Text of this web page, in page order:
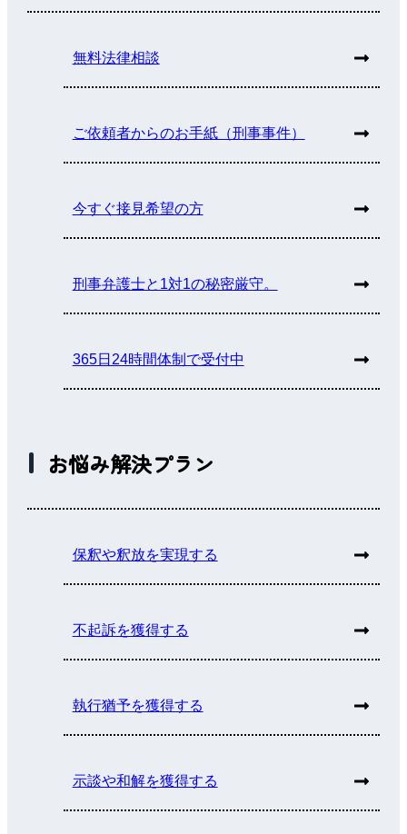
無料法律相談
ご依頼者からのお手紙（刑事事件）
今すぐ接見希望の方
刑事弁護士と1対1の秘密厳守。
365日24時間体制で受付中
お悩み解決プラン
保釈や釈放を実現する
不起訴を獲得する
執行猶予を獲得する
示談や和解を獲得する